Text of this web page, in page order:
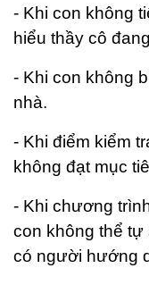
- Khi con không
hiểu thầy cô
- Khi con không
nhà.
- Khi điểm kiểm
không đạt mục
- Khi chương
con không thể
có người hướng